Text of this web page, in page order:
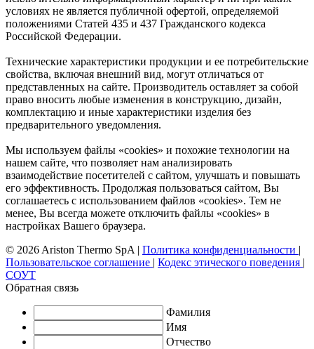
условиях не является публичной офертой, определяемой
положениями Статей 435 и 437 Гражданского кодекса
Российской Федерации.
Технические характеристики продукции и ее потребительские
свойства, включая внешний вид, могут отличаться от
представленных на сайте. Производитель оставляет за собой
право вносить любые изменения в конструкцию, дизайн,
комплектацию и иные характеристики изделия без
предварительного уведомления.
Мы используем файлы «cookies» и похожие технологии на
нашем сайте, что позволяет нам анализировать
взаимодействие посетителей с сайтом, улучшать и повышать
его эффективность. Продолжая пользоваться сайтом, Вы
соглашаетесь с использованием файлов «cookies». Тем не
менее, Вы всегда можете отключить файлы «cookies» в
настройках Вашего браузера.
© 2026 Ariston Thermo SpA | Политика конфиденциальности |
Пользовательское соглашение | Кодекс этического поведения |
СОУТ
Обратная связь
Фамилия
Имя
Отчество